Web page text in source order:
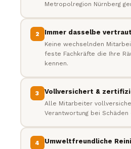
Metropolregion Nürnberg
2 Immer dasselbe
Keine wechselnden
feste Fachkräfte die Ihre
kennen.
3 Vollversichert &
Alle Mitarbeiter
Verantwortung bei
4 Umweltfreundliche